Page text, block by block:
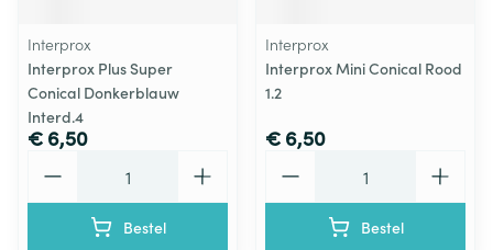
Interprox
Interprox Plus Super
Conical Donkerblauw
Interd.4
€ 6,50
Bestel
Interprox
Interprox Mini Conical Rood
1.2
€ 6,50
Bestel